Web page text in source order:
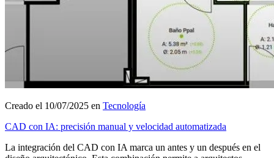
Creado el 10/07/2025 en Tecnología
CAD con IA: precisión manual y velocidad automatizada
La integración del CAD con IA marca un antes y un después en el